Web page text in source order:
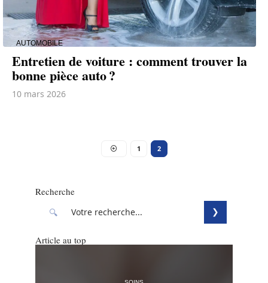
AUTOMOBILE
Entretien de voiture : comment trouver la
bonne pièce auto ?
10 mars 2026
1 2
Recherche
Article au top